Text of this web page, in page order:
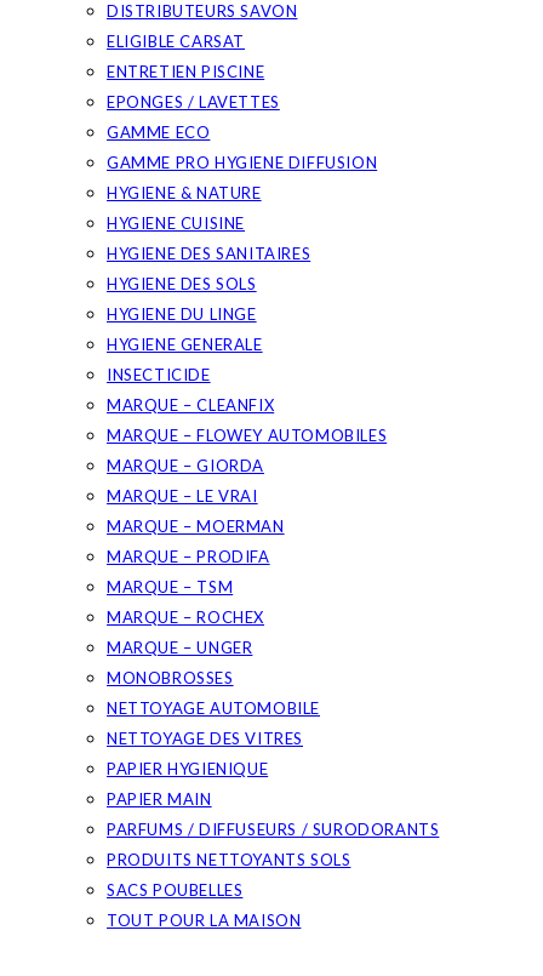
DISTRIBUTEURS SAVON
ELIGIBLE CARSAT
ENTRETIEN PISCINE
EPONGES / LAVETTES
GAMME ECO
GAMME PRO HYGIENE DIFFUSION
HYGIENE & NATURE
HYGIENE CUISINE
HYGIENE DES SANITAIRES
HYGIENE DES SOLS
HYGIENE DU LINGE
HYGIENE GENERALE
INSECTICIDE
MARQUE – CLEANFIX
MARQUE – FLOWEY AUTOMOBILES
MARQUE – GIORDA
MARQUE – LE VRAI
MARQUE – MOERMAN
MARQUE – PRODIFA
MARQUE – TSM
MARQUE – ROCHEX
MARQUE – UNGER
MONOBROSSES
NETTOYAGE AUTOMOBILE
NETTOYAGE DES VITRES
PAPIER HYGIENIQUE
PAPIER MAIN
PARFUMS / DIFFUSEURS / SURODORANTS
PRODUITS NETTOYANTS SOLS
SACS POUBELLES
TOUT POUR LA MAISON